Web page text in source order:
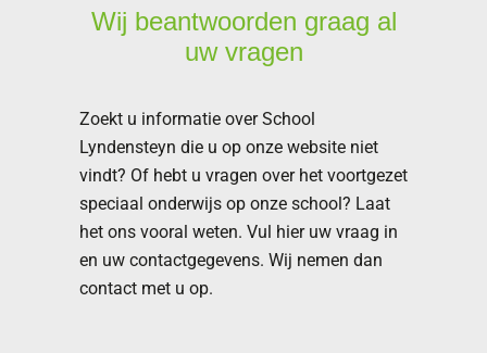
Wij beantwoorden graag al
uw vragen
Zoekt u informatie over School
Lyndensteyn die u op onze website niet
vindt? Of hebt u vragen over het voortgezet
speciaal onderwijs op onze school? Laat
het ons vooral weten. Vul hier uw vraag in
en uw contactgegevens. Wij nemen dan
contact met u op.